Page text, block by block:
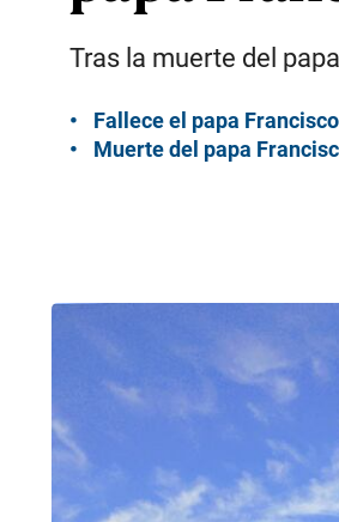
Tras la muerte del
Fallece el papa
Muerte del papa